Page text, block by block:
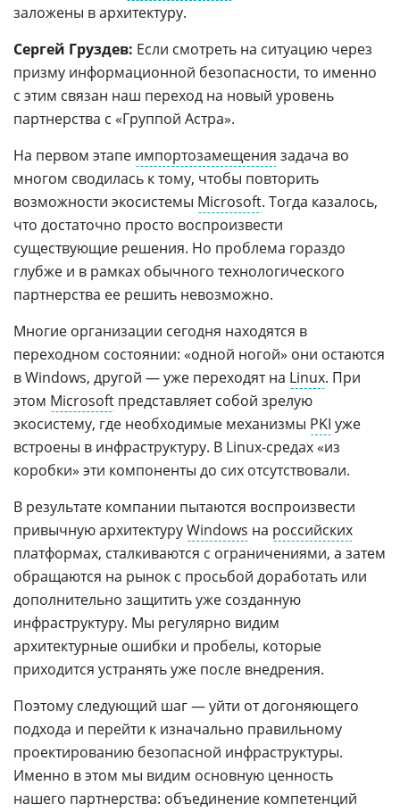
заложены в архитектуру.
Сергей Груздев: Если смотреть на ситуацию через
призму информационной безопасности, то именно
с этим связан наш переход на новый уровень
партнерства с «Группой Астра».
На первом этапе импортозамещения задача во
многом сводилась к тому, чтобы повторить
возможности экосистемы Microsoft. Тогда казалось,
что достаточно просто воспроизвести
существующие решения. Но проблема гораздо
глубже и в рамках обычного технологического
партнерства ее решить невозможно.
Многие организации сегодня находятся в
переходном состоянии: «одной ногой» они остаются
в Windows, другой — уже переходят на Linux. При
этом Microsoft представляет собой зрелую
экосистему, где необходимые механизмы PKI уже
встроены в инфраструктуру. В Linux-средах «из
коробки» эти компоненты до сих отсутствовали.
В результате компании пытаются воспроизвести
привычную архитектуруWindows на российских
платформах, сталкиваются с ограничениями, а затем
обращаются на рынок с просьбой доработать или
дополнительно защитить уже созданную
инфраструктуру. Мы регулярно видим
архитектурные ошибки и пробелы, которые
приходится устранять уже после внедрения.
Поэтому следующий шаг — уйти от догоняющего
подхода и перейти к изначально правильному
проектированию безопасной инфраструктуры.
Именно в этом мы видим основную ценность
нашего партнерства: объединение компетенций